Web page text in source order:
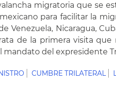
migratoria que se
para facilitar la
Venezuela, Nicaragua,
de la primera visita
mandato del expresidente
CUMBRE TRILATERAL